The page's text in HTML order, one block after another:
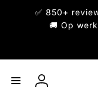
✅ 850+
🚚 Op
Inloggen